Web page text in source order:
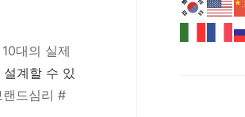
대의 실제
설계할 수 있
드심리 #